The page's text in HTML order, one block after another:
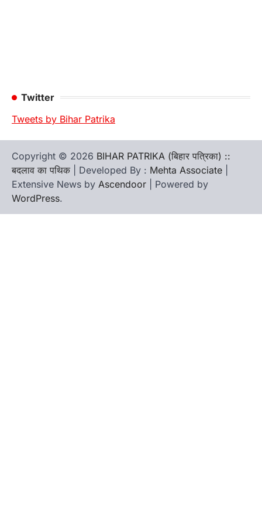
Twitter
Tweets by Bihar Patrika
Copyright © 2026 BIHAR PATRIKA (बिहार पत्रिका) ::
बदलाव का पथिक | Developed By : Mehta Associate
Extensive News by Ascendoor | Powered by
WordPress.